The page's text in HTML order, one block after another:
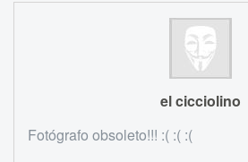
el cicciolino
Fotógrafo obsoleto!!! :( :( :(